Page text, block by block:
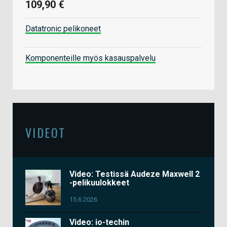
109,90 €
Datatronic pelikoneet
Komponenteille myös kasauspalvelu
VIDEOT
Video: Testissä Audeze Maxwell 2
-pelikuulokkeet
15.6.2026
Video: io-techin